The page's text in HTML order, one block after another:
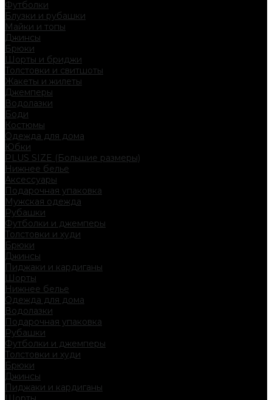
Футболки
Блузки и рубашки
Майки и топы
Джинсы
Брюки
Шорты и бриджи
Толстовки и свитшоты
Жакеты и жилеты
Джемперы
Водолазки
Боди
Костюмы
Одежда для дома
Юбки
PLUS SIZE (Большие размеры)
Нижнее белье
Аксессуары
Подарочная упаковка
Мужская одежда
Рубашки
Футболки и джемперы
Толстовки и худи
Брюки
Джинсы
Пиджаки и кардиганы
Шорты
Нижнее белье
Одежда для дома
Водолазки
Подарочная упаковка
Рубашки
Футболки и джемперы
Толстовки и худи
Брюки
Джинсы
Пиджаки и кардиганы